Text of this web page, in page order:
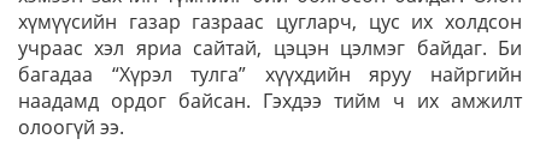
хүмүүсийн газар газраас цугларч, цус их холдсон
учраас хэл яриа сайтай, цэцэн цэлмэг байдаг. Би
багадаа “Хүрэл тулга” хүүхдийн яруу найргийн
наадамд ордог байсан. Гэхдээ тийм ч их амжилт
олоогүй ээ.